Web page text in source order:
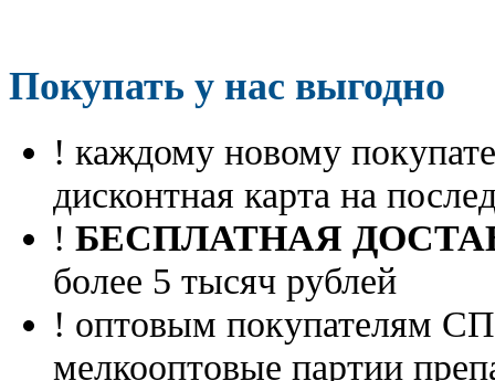
Покупать у нас выгодно
! каждому новому
дисконтная карта на
! БЕСПЛАТНАЯ
более 5 тысяч рублей
! оптовым покупателям
мелкооптовые партии